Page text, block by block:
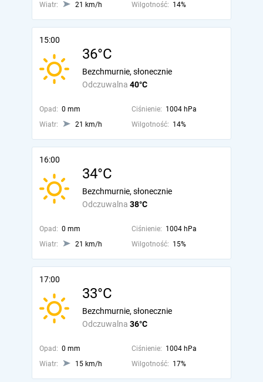
Wiatr:
21 km/h Wilgotność: 14%
15:00
36°C
Odczuwalna 40°C
Bezchmurnie, słonecznie
Opad: 0 mm Ciśnienie: 1004 hPa
Wiatr:
21 km/h Wilgotność: 14%
16:00
34°C
Odczuwalna 38°C
Bezchmurnie, słonecznie
Opad: 0 mm Ciśnienie: 1004 hPa
Wiatr:
21 km/h Wilgotność: 15%
17:00
33°C
Odczuwalna 36°C
Bezchmurnie, słonecznie
Opad: 0 mm Ciśnienie: 1004 hPa
Wiatr:
15 km/h Wilgotność: 17%